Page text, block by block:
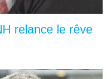
relance le rêve